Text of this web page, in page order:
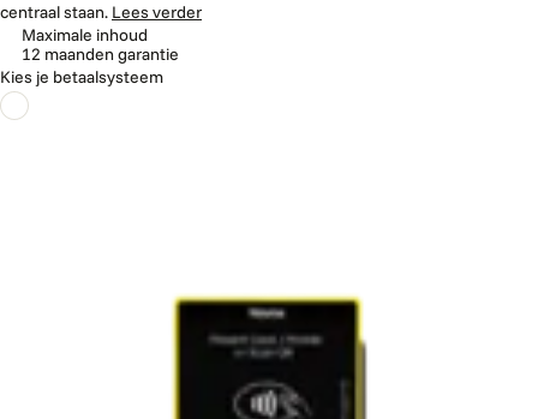
centraal staan. Lees verder
Maximale inhoud
12 maanden garantie
Kies je betaalsysteem